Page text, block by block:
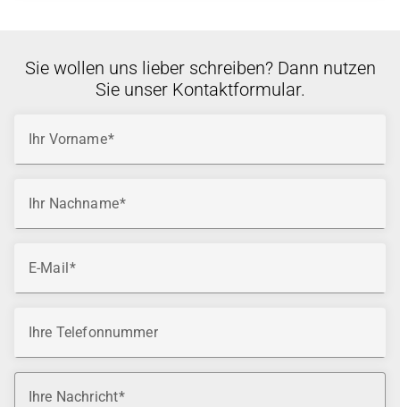
Sie wollen uns lieber schreiben? Dann nutzen
Sie unser Kontaktformular.
Ihr Vorname
Ihr Nachname
E-Mail
Ihre Telefonnummer
Ihre Nachricht